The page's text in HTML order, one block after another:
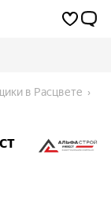
в Расцвете